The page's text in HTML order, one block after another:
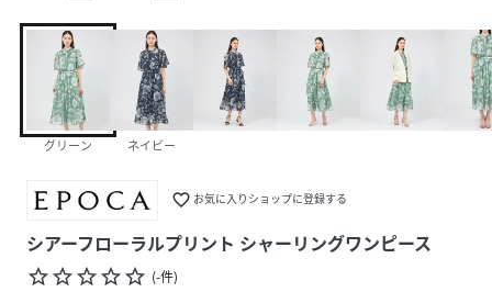
グリーン ネイビー
favorite_border お気に入りショップに登録する
シアーフローラルプリント シャーリングワンピース
star_borderstar_borderstar_borderstar_borderstar_border (-件)